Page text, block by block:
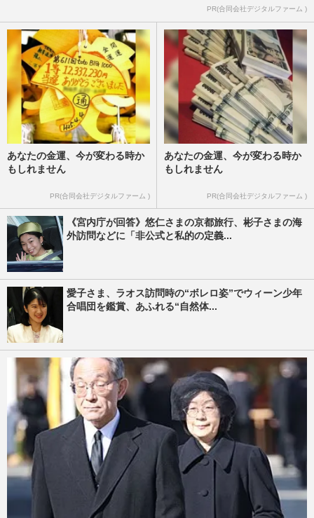
PR(合同会社デジタルファーム )
あなたの金運、今が変わる時か
もしれません
PR(合同会社デジタルファーム )
あなたの金運、今が変わる時か
もしれません
PR(合同会社デジタルファーム )
《宮内庁が回答》悠仁さまの京都旅行、彬子さまの海
外訪問などに「非公式と私的の定義...
愛子さま、ラオス訪問時の“ボレロ姿”でウィーン少年
合唱団を鑑賞、あふれる“自然体...